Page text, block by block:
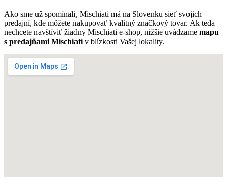
Ako sme už spomínali, Mischiati má na Slovenku sieť svojich
predajní, kde môžete nakupovať kvalitný značkový tovar. Ak teda
nechcete navštíviť žiadny Mischiati e-shop, nižšie uvádzame mapu
s predajňami Mischiati v blízkosti Vašej lokality.